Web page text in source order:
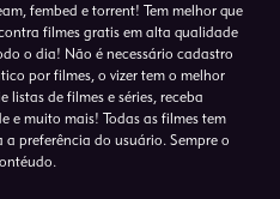
fembed e torrent! Tem melhor que
filmes gratis em alta qualidade
o dia! Não é necessário cadastro
por filmes, o vizer tem o melhor
listas de filmes e séries, receba
e muito mais! Todas as filmes tem
preferência do usuário. Sempre o